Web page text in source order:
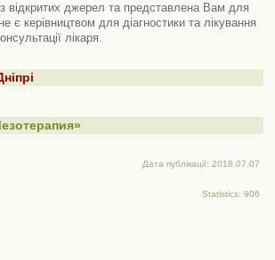
відкритих джерел та представлена ​​Вам для
є керівництвом для діагностики та лікування
лікаря.
Дата публікації: 2018.07.07
Statistics: 906